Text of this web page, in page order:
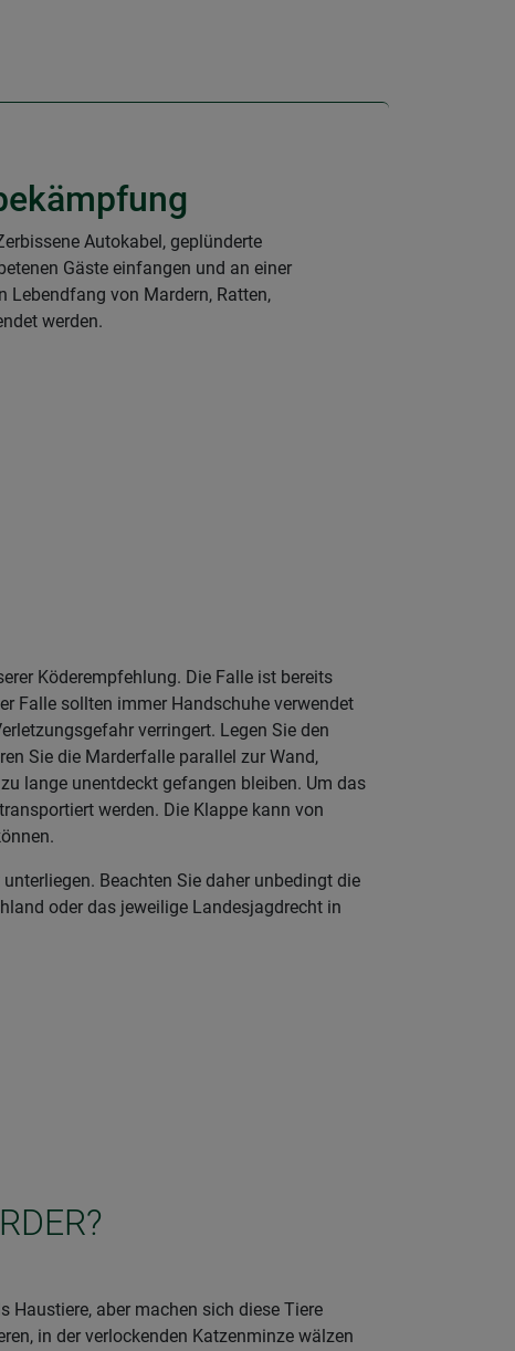
Autokabel, geplünderte
Gäste einfangen und an einer
Lebendfang von Mardern, Ratten,
werden.
Köderempfehlung. Die Falle ist bereits
Falle sollten immer Handschuhe verwendet
verringert. Legen Sie den
Sie die Marderfalle parallel zur Wand,
lange unentdeckt gefangen bleiben. Um das
werden. Die Klappe kann von
Beachten Sie daher unbedingt die
oder das jeweilige Landesjagdrecht in
Haustiere, aber machen sich diese Tiere
in der verlockenden Katzenminze wälzen